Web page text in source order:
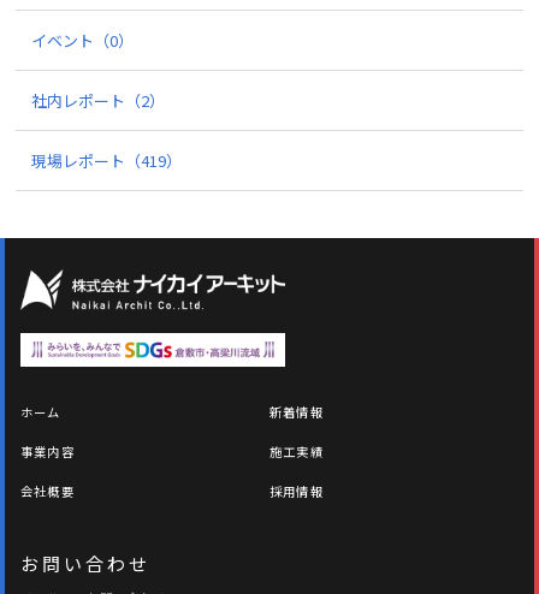
イベント （0）
社内レポート （2）
現場レポート （419）
ホーム 新着情報
事業内容 施工実績
会社概要 採用情報
お問い合わせ